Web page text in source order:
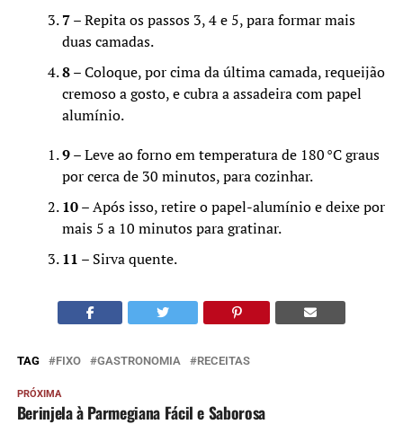
7– Repita os passos 3, 4 e 5, para formar mais
duas camadas.
8– Coloque, por cima da última camada, requeijão
cremoso a gosto, e cubra a assadeira com papel
alumínio.
9– Leve ao forno em temperatura de 180 °C graus
por cerca de 30 minutos, para cozinhar.
10– Após isso, retire o papel-alumínio e deixe por
mais 5 a 10 minutos para gratinar.
11 – Sirva quente.
TAG FIXO GASTRONOMIA RECEITAS
PRÓXIMA
Berinjela à Parmegiana Fácil e Saborosa